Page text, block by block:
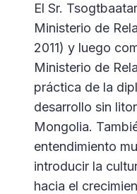
El Sr.
Ministerio de
2011) y luego
Ministerio de
práctica de la
desarrollo sin
Mongolia.
entendimiento
introducir la
hacia el